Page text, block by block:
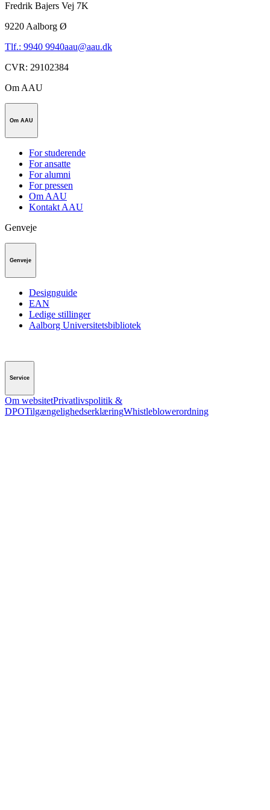
Fredrik Bajers Vej 7K
9220Aalborg Ø
Tlf.: 9940 9940aau@aau.dk
CVR: 29102384
Om AAU
Om AAU
For studerende
For ansatte
For alumni
For pressen
Om AAU
Kontakt AAU
Genveje
Genveje
Designguide
EAN
Ledige stillinger
Aalborg Universitetsbibliotek
Service
Om websitetPrivatlivspolitik &
DPOTilgængelighedserklæringWhistleblowerordning